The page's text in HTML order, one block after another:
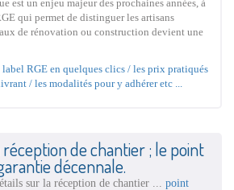
est un enjeu majeur des prochaines années, à
qui permet de distinguer les artisans
de rénovation ou construction devient une
RGE en quelques clics / les prix pratiqués
/ les modalités pour y adhérer etc ...
de chantier ; le point
décennale.
sur la réception de chantier ... point